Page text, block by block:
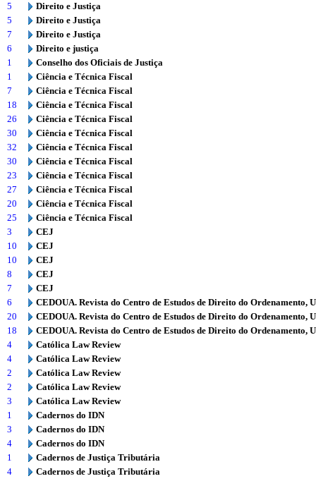
5
Direito e Justiça
5
Direito e Justiça
7
Direito e Justiça
6
Direito e justiça
1
Conselho dos Oficiais de Justiça
1
Ciência e Técnica Fiscal
7
Ciência e Técnica Fiscal
18
Ciência e Técnica Fiscal
26
Ciência e Técnica Fiscal
30
Ciência e Técnica Fiscal
32
Ciência e Técnica Fiscal
30
Ciência e Técnica Fiscal
23
Ciência e Técnica Fiscal
27
Ciência e Técnica Fiscal
20
Ciência e Técnica Fiscal
25
Ciência e Técnica Fiscal
3
CEJ
10
CEJ
10
CEJ
8
CEJ
7
CEJ
6
CEDOUA. Revista do Centro de Estudos de Direito do Ordenamento,
20
CEDOUA. Revista do Centro de Estudos de Direito do Ordenamento,
18
CEDOUA. Revista do Centro de Estudos de Direito do Ordenamento,
4
Católica Law Review
4
Católica Law Review
2
Católica Law Review
2
Católica Law Review
3
Católica Law Review
1
Cadernos do IDN
3
Cadernos do IDN
4
Cadernos do IDN
1
Cadernos de Justiça Tributária
4
Cadernos de Justiça Tributária